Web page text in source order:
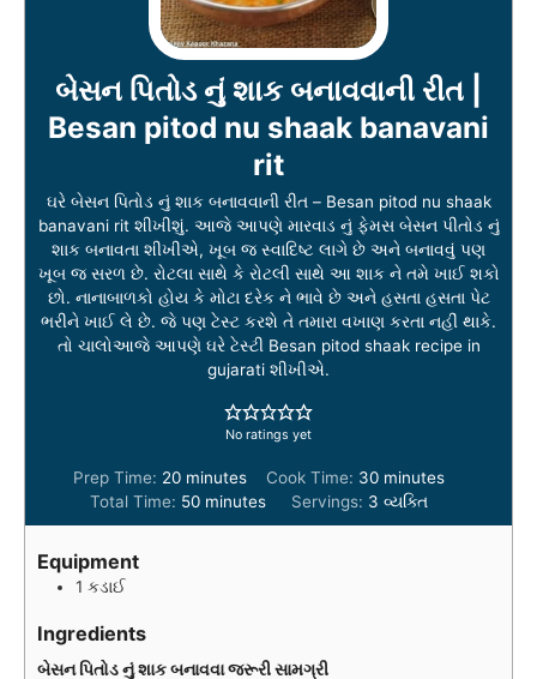
બેસન પિતોડ નું શાક બનાવવાની રીત |
Besan pitod nu shaak banavani
rit
ઘરે બેસન પિતોડ નું શાક બનાવવાની રીત – Besan pitod nu shaak
banavani rit શીખીશું. આજે આપણે મારવાડ નું ફેમસ બેસન પીતોડ નું
શાક બનાવતા શીખીએ, ખૂબ જ સ્વાદિષ્ટ લાગે છે અને બનાવવું પણ
ખૂબ જ સરળ છે. રોટલા સાથે કે રોટલી સાથે આ શાક ને તમે ખાઈ શકો
છો. નાનાબાળકો હોય કે મોટા દરેક ને ભાવે છે અને હસતા હસતા પેટ
ભરીને ખાઈ લે છે. જે પણ ટેસ્ટ કરશે તે તમારા વખાણ કરતા નહીં થાકે.
તો ચાલોઆજે આપણે ઘરે ટેસ્ટી Besan pitod shaak recipe in
gujarati શીખીએ.
No ratings yet
Prep Time: 20m
i
n
minutes Cook Time: 30m
n
minutes
Total Time: 50m
i
minutes Servings: 3 વ્યક્તિ
Equipment
1 કડાઈ
Ingredients
બેસન પિતોડ નું શાક બનાવવા જરૂરી સામગ્રી